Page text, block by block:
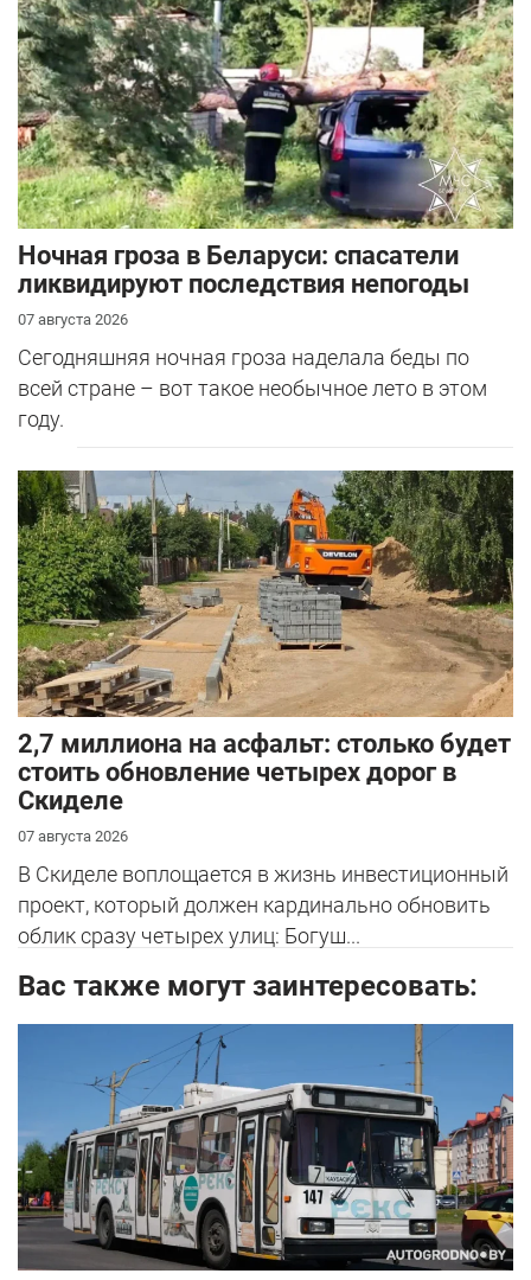
Ночная гроза в Беларуси: спасатели
ликвидируют последствия непогоды
07 августа 2026
Сегодняшняя ночная гроза наделала беды по
всей стране – вот такое необычное лето в этом
году.
2,7 миллиона на асфальт: столько будет
стоить обновление четырех дорог в
Скиделе
07 августа 2026
В Скиделе воплощается в жизнь инвестиционный
проект, который должен кардинально обновить
облик сразу четырех улиц: Богуш...
Вас также могут заинтересовать: